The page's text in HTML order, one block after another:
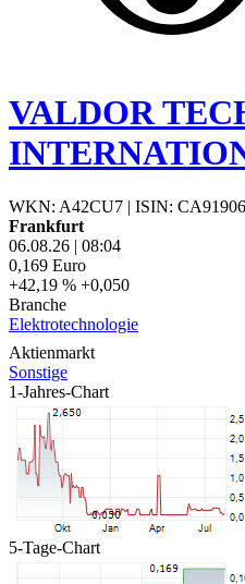
VALDOR
WKN: A42CU7 | ISIN:
Frankfurt
06.08.26 | 08:04
0,169 Euro
+42,19 % +0,050
Branche
Elektrotechnologie
Aktienmarkt
Sonstige
1-Jahres-Chart
5-Tage-Chart